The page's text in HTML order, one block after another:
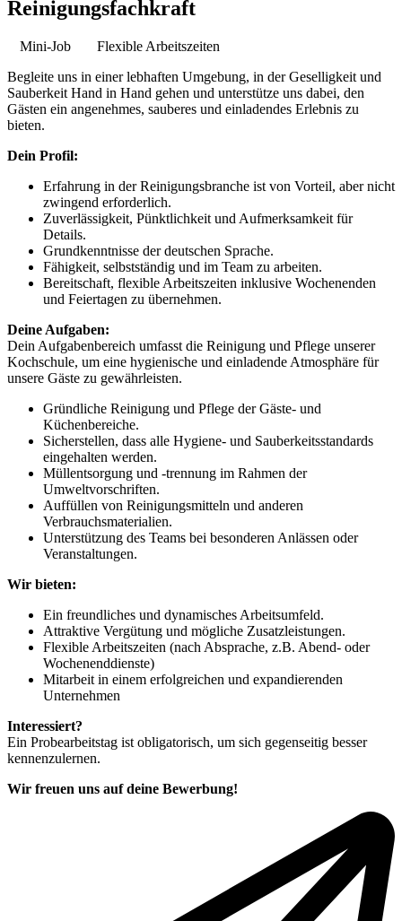
Reinigungsfachkraft
Mini-Job
Flexible Arbeitszeiten
Begleite uns in einer lebhaften Umgebung, in der Geselligkeit und
Sauberkeit Hand in Hand gehen und unterstütze uns dabei, den
Gästen ein angenehmes, sauberes und einladendes Erlebnis zu
bieten.
Dein Profil:
Erfahrung in der Reinigungsbranche ist von Vorteil, aber nicht
zwingend erforderlich.
Zuverlässigkeit, Pünktlichkeit und Aufmerksamkeit für
Details.
Grundkenntnisse der deutschen Sprache.
Fähigkeit, selbstständig und im Team zu arbeiten.
Bereitschaft, flexible Arbeitszeiten inklusive Wochenenden
und Feiertagen zu übernehmen.
Deine Aufgaben:
Dein Aufgabenbereich umfasst die Reinigung und Pflege unserer
Kochschule, um eine hygienische und einladende Atmosphäre für
unsere Gäste zu gewährleisten.
Gründliche Reinigung und Pflege der Gäste- und
Küchenbereiche.
Sicherstellen, dass alle Hygiene- und Sauberkeitsstandards
eingehalten werden.
Müllentsorgung und -trennung im Rahmen der
Umweltvorschriften.
Auffüllen von Reinigungsmitteln und anderen
Verbrauchsmaterialien.
Unterstützung des Teams bei besonderen Anlässen oder
Veranstaltungen.
Wir bieten:
Ein freundliches und dynamisches Arbeitsumfeld.
Attraktive Vergütung und mögliche Zusatzleistungen.
Flexible Arbeitszeiten (nach Absprache, z.B. Abend- oder
Wochenenddienste)
Mitarbeit in einem erfolgreichen und expandierenden
Unternehmen
Interessiert?
Ein Probearbeitstag ist obligatorisch, um sich gegenseitig besser
kennenzulernen.
Wir freuen uns auf deine Bewerbung!